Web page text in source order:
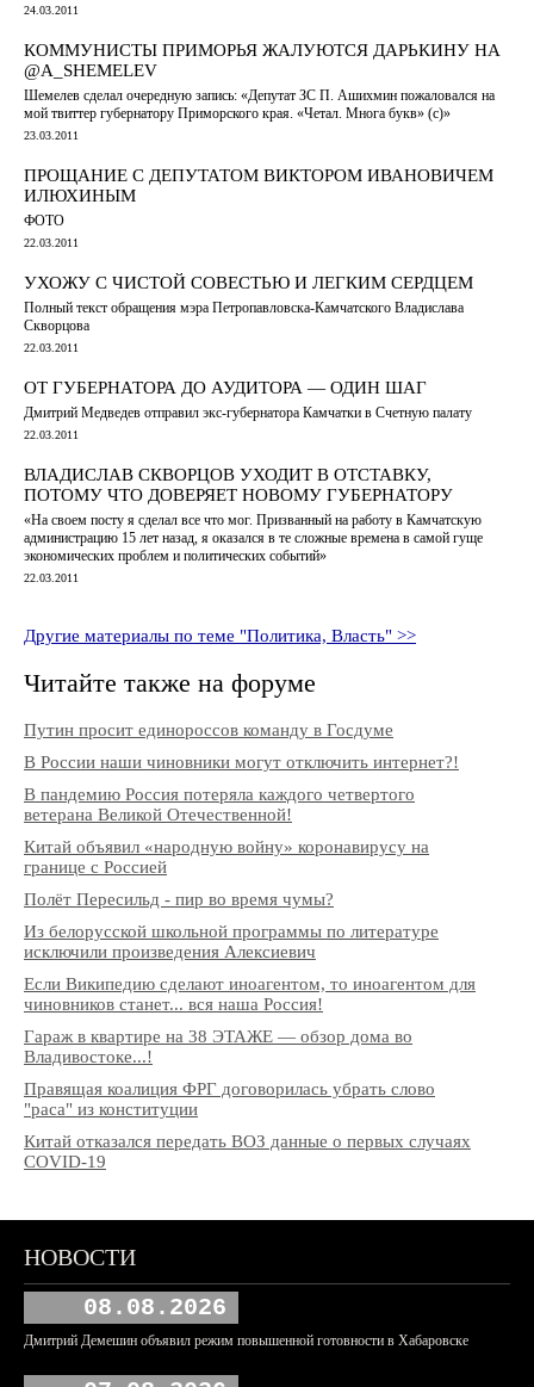
24.03.2011
КОММУНИСТЫ ПРИМОРЬЯ ЖАЛУЮТСЯ ДАРЬКИНУ НА
@A_SHEMELEV
Шемелев сделал очередную запись: «Депутат ЗС П. Ашихмин пожаловался на
мой твиттер губернатору Приморского края. «Четал. Многа букв» (с)»
23.03.2011
ПРОЩАНИЕ С ДЕПУТАТОМ ВИКТОРОМ ИВАНОВИЧЕМ
ИЛЮХИНЫМ
ФОТО
22.03.2011
УХОЖУ С ЧИСТОЙ СОВЕСТЬЮ И ЛЕГКИМ СЕРДЦЕМ
Полный текст обращения мэра Петропавловска-Камчатского Владислава
Скворцова
22.03.2011
ОТ ГУБЕРНАТОРА ДО АУДИТОРА — ОДИН ШАГ
Дмитрий Медведев отправил экс-губернатора Камчатки в Счетную палату
22.03.2011
ВЛАДИСЛАВ СКВОРЦОВ УХОДИТ В ОТСТАВКУ,
ПОТОМУ ЧТО ДОВЕРЯЕТ НОВОМУ ГУБЕРНАТОРУ
«На своем посту я сделал все что мог. Призванный на работу в Камчатскую
администрацию 15 лет назад, я оказался в те сложные времена в самой гуще
экономических проблем и политических событий»
22.03.2011
Другие материалы по теме "Политика, Власть" >>
Читайте также на форуме
Путин просит единороссов команду в Госдуме
В России наши чиновники могут отключить интернет?!
В пандемию Россия потеряла каждого четвертого
ветерана Великой Отечественной!
Китай объявил «народную войну» коронавирусу на
границе с Россией
Полёт Пересильд - пир во время чумы?
Из белорусской школьной программы по литературе
исключили произведения Алексиевич
Если Википедию сделают иноагентом, то иноагентом для
чиновников станет... вся наша Россия!
Гараж в квартире на 38 ЭТАЖЕ — обзор дома во
Владивостоке...!
Правящая коалиция ФРГ договорилась убрать слово
"раса" из конституции
Китай отказался передать ВОЗ данные о первых случаях
COVID-19
НОВОСТИ
08.08.2026
Дмитрий Демешин объявил режим повышенной готовности в Хабаровске